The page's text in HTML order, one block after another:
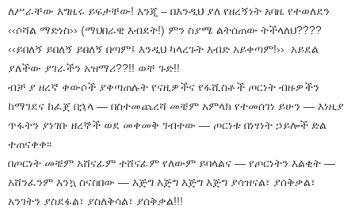
ለሥራቸው እግዜሩ ይፍታቸው! እንጂ – በእንዲህ ያለ የዘረኝነት አባዜ የተወለደን
‹‹ሶሻል ማድነስ›› (ማህበራዊ እብደት!) ምን ስያሜ ልትሰጠው ትችላለህ????
‹‹ይበለኝ ይበለኝ ይበለኝ በጣም፤ እንዲህ ካላረጉት እብድ አይቀጣም!›› አይደል
ያለችው ያገራችን አዝማሪ??!! ወቸ ጉድ!!
ብቻ ያ ዘረኛ ቀውሶች ያቀጣጠሉት የናዚዎችና የፋሺስቶች ጦርነት ብዙዎችን
ከማገደና ከፈጀ በኋላ — በስተመጨረሻ መቼም አምላክ የተመሰገነ ይሁን — እነዚያ
ጥፋትን ያነገቡ ዘረኞች ወደ መቀመቅ ገብተው — ጦርነቱ በነፃነት ኃይሎች ድል
ተጠናቀቀ፡፡
በጦርነት መቼም አሸናፊም ተሸናፊም የለውም ይባላልና — የጦርነትን እልቂት —
አሸንፈንም እንኳ ስናስበው — እጅግ እጅግ እጅግ እጅግ ያሳዝናል፣ ያሰቅቃል፣
አንገትን ያስደፋል፣ ያስለቅሳል፣ ያሰቅቃል!!!